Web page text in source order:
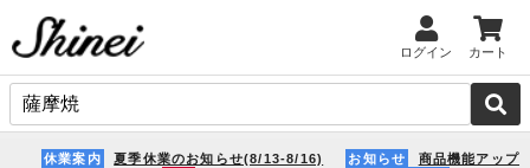
ログイン カート
休業案内 夏季休業のお知らせ(8/13-8/16) お知らせ
商品機能アップ